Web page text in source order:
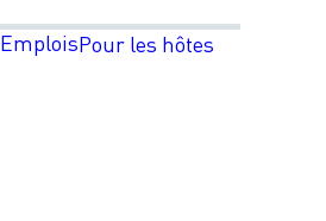
EmploisPour les hôtes